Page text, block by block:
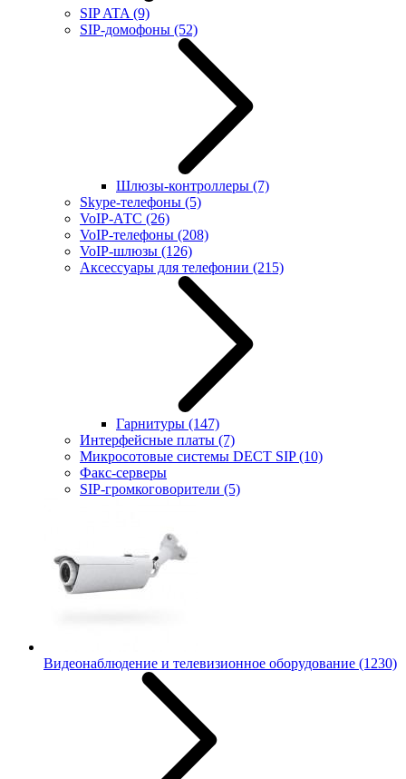
SIP ATA (9)
SIP-домофоны (52)
Шлюзы-контроллеры (7)
Skype-телефоны (5)
VoIP-АТС (26)
VoIP-телефоны (208)
VoIP-шлюзы (126)
Аксессуары для телефонии (215)
Гарнитуры (147)
Интерфейсные платы (7)
Микросотовые системы DECT SIP(10)
Факс-серверы
SIP-громкоговорители (5)
Видеонаблюдение и телевизионное оборудование (1230)